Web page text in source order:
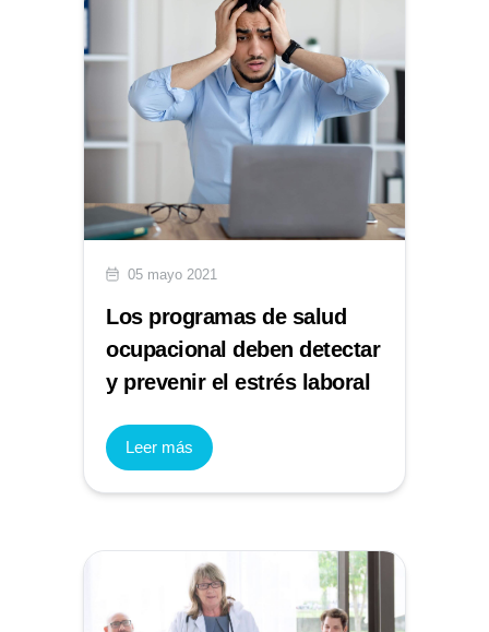
05 mayo 2021
Los programas de salud
ocupacional deben detectar
y prevenir el estrés laboral
Leer más